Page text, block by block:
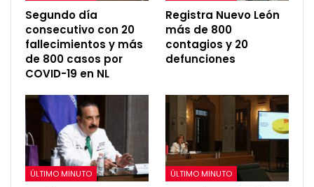
Segundo día
consecutivo con 20
fallecimientos y más
de 800 casos por
COVID-19 en NL
Registra Nuevo León
más de 800
contagios y 20
defunciones
ÚLTIMO MINUTO ÚLTIMO MINUTO